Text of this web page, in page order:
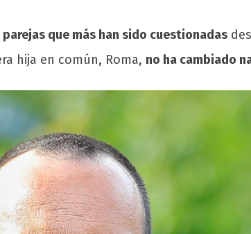
parejas que más han sido cuestionadas
hija en común, Roma, no ha cambiado